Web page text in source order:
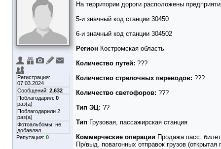
Регистрация:
07.03.2024
Сообщений: 2,632
Поблагодарил: 0
раз(а)
Поблагодарили 2
раз(а)
Фотоальбомы: не
добавлял
Репутация: 0
На территории дороги расположены
5-и значный код станции 30450
6-и значный код станции 304502
Регион Костромская область
Количество путей: ???
Количество стрелочных переводов: ???
Количество светофоров: ???
Тип ЭЦ: ??
Тип Грузовая, пассажирская станция
Коммерческие операции Продажа пасс.
Пр/выд. повагонных отправок грузов (открытая